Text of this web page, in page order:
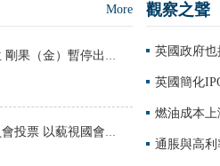
More
銅價近曆史高位 剛果（金）暫停出口銅精礦和鈷精礦
美國參議院委員會投票 以藐視國會罪起訴福奇
觀察之聲
英國政府
英國簡化
燃油成本
通脹與高